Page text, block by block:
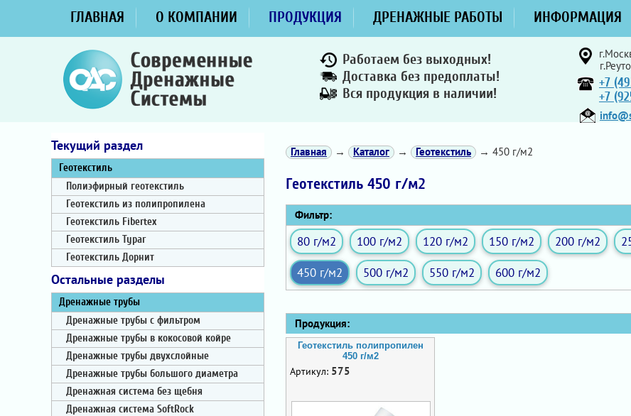
ГЛАВНАЯ О КОМПАНИИ ПРОДУКЦИЯ ДРЕНАЖНЫЕ РАБОТЫ ИНФОРМАЦИЯ
Работаем без выходных!
Доставка без предоплаты!
Вся продукция в наличии!
+7
+7
Текущий раздел
Геотекстиль
Полиэфирный геотекстиль
Геотекстиль из полипропилена
Геотекстиль Fibertex
Геотекстиль Typar
Геотекстиль Дорнит
Остальные разделы
Дренажные трубы
Дренажные трубы с фильтром
Дренажные трубы в кокосовой койре
Дренажные трубы двухслойные
Дренажные трубы большого диаметра
Дренажная система без щебня
Дренажная система SoftRock
Главная → Каталог → Геотекстиль → 450 г/м2
Геотекстиль 450 г/м2
Фильтр:
80 г/м2 100 г/м2 120 г/м2 150 г/м2 200 г/м2
450 г/м2
500 г/м2 550 г/м2 600 г/м2
Продукция:
Геотекстиль полипропилен
450 г/м2
Артикул: 575